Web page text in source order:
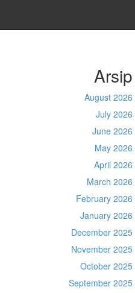
Arsip
August 2026
July 2026
June 2026
May 2026
April 2026
March 2026
February 2026
January 2026
December 2025
November 2025
October 2025
September 2025